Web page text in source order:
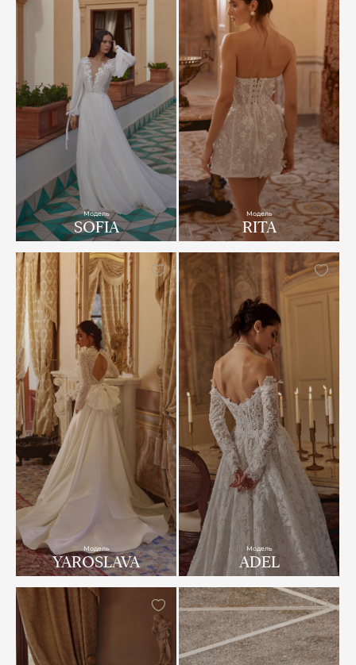
Модель
SOFIA
Модель
RITA
Модель
YAROSLAVA
Модель
ADEL